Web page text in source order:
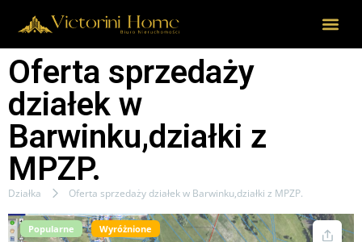
Oferta sprzedaży
działek w
Barwinku,działki z
MPZP.
Działka Oferta sprzedaży działek w Barwinku,działki z MPZP.
Popularne Wyróżnione